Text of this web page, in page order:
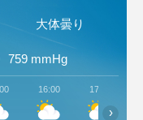
大体曇り
759 mmHg
16:00 17:00
›